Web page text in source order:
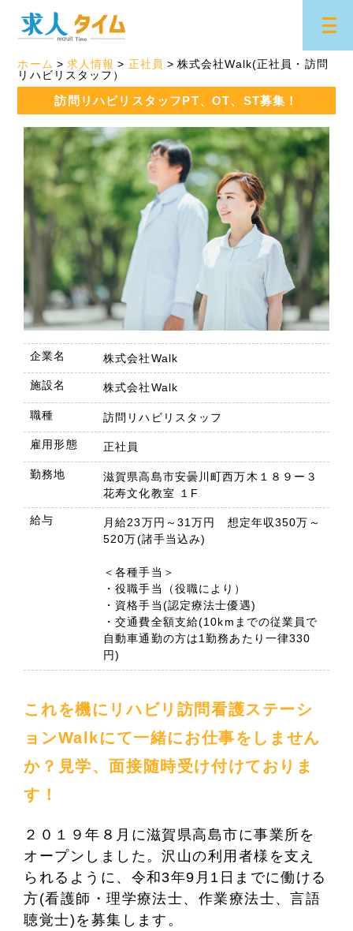
ホーム 求人情報 正社員
株式会社Walk(正社員・訪問
リハビリスタッフ）
訪問リハビリスタッフPT、OT、ST募集！
企業名 株式会社Walk
施設名 株式会社Walk
職種 訪問リハビリスタッフ
雇用形態 正社員
勤務地
滋賀県高島市安曇川町西万木１８９ー３
花寿文化教室 １F
給与
月給23万円～31万円 想定年収350万～
520万(諸手当込み)
＜各種手当＞
・役職手当（役職により）
・資格手当(認定療法士優遇)
・交通費全額支給(10kmまでの従業員で
自動車通勤の方は1勤務あたり一律330
円)
これを機にリハビリ訪問看護ステーシ
ョンWalkにて一緒にお仕事をしません
か？見学、面接随時受け付けておりま
す！
２０１９年８月に滋賀県高島市に事業所を
オープンしました。沢山の利用者様を支え
られるように、令和3年9月1日までに働ける
方(看護師・理学療法士、作業療法士、言語
聴覚士)を募集します。